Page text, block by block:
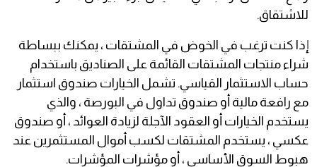
للاشتقاق.
إذا كنت ترغب في الخوض في المشتقات ، يمكنك ببساطة
شراء منتجات المشتقات القائمة على الصناديق باستخدام
حساب الاستثمار القياسي. تشمل الخيارات صندوق استثمار
مع رافعة مالية أو صندوق تداول في البورصة ، والذي
يستخدم الخيارات أو العقود الآجلة لزيادة العوائد ، أو صندوق
عكسي ، يستخدم المشتقات لكسب أموال المستثمرين عند
هبوط السوق الأساسي ، أو مؤشرات المؤشرات.